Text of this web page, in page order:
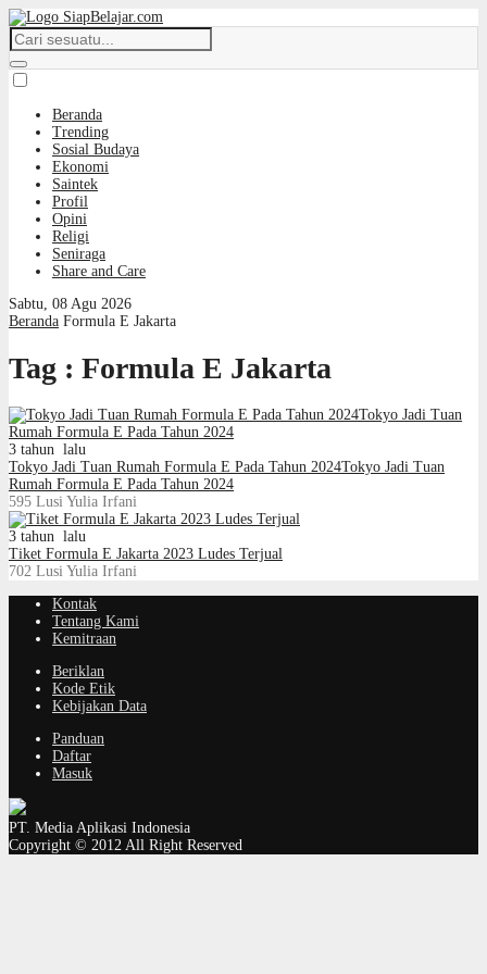
Beranda
Trending
Sosial Budaya
Ekonomi
Saintek
Profil
Opini
Religi
Seniraga
Share and Care
Sabtu, 08 Agu 2026
Beranda Formula E Jakarta
Tag : Formula E Jakarta
3 tahun lalu
Tokyo Jadi Tuan Rumah Formula E Pada Tahun 2024Tokyo Jadi Tuan
Rumah Formula E Pada Tahun 2024
595 Lusi Yulia Irfani
3 tahun lalu
Tiket Formula E Jakarta 2023 Ludes Terjual
702 Lusi Yulia Irfani
Kontak
Tentang Kami
Kemitraan
Beriklan
Kode Etik
Kebijakan Data
Panduan
Daftar
Masuk
PT. Media Aplikasi Indonesia
Copyright © 2012 All Right Reserved